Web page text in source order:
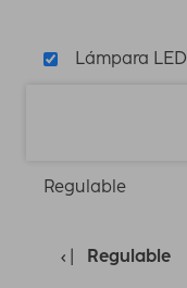
Lámpara LED
Regulable
Regulable